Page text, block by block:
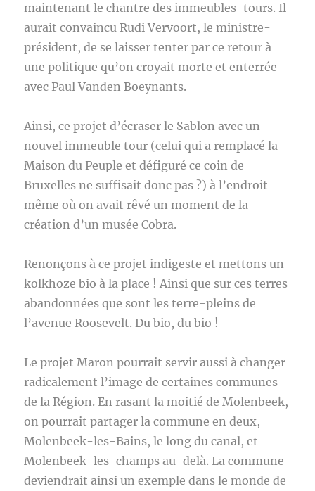
maintenant le chantre des immeubles-tours. Il
aurait convaincu Rudi Vervoort, le ministre-
président, de se laisser tenter par ce retour à
une politique qu’on croyait morte et enterrée
avec Paul Vanden Boeynants.
Ainsi, ce projet d’écraser le Sablon avec un
nouvel immeuble tour (celui qui a remplacé la
Maison du Peuple et défiguré ce coin de
Bruxelles ne suffisait donc pas ?) à l’endroit
même où on avait rêvé un moment de la
création d’un musée Cobra.
Renonçons à ce projet indigeste et mettons un
kolkhoze bio à la place ! Ainsi que sur ces terres
abandonnées que sont les terre-pleins de
l’avenue Roosevelt. Du bio, du bio !
Le projet Maron pourrait servir aussi à changer
radicalement l’image de certaines communes
de la Région. En rasant la moitié de Molenbeek,
on pourrait partager la commune en deux,
Molenbeek-les-Bains, le long du canal, et
Molenbeek-les-champs au-delà. La commune
deviendrait ainsi un exemple dans le monde de